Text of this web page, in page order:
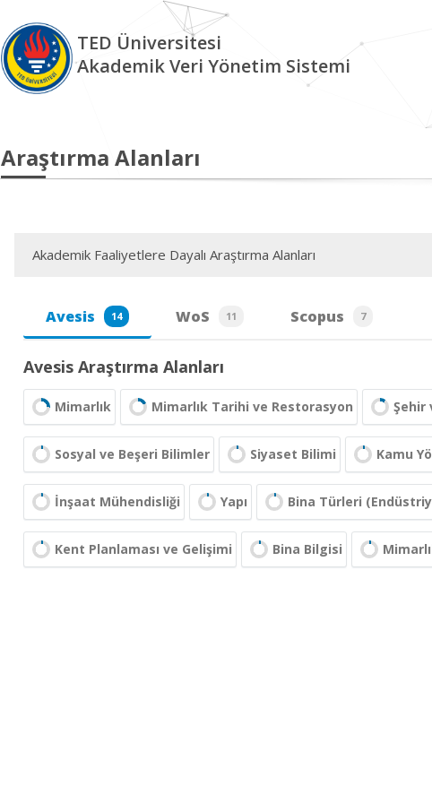
TED Üniversitesi
Akademik Veri Yönetim Sistemi
Araştırma Alanları
Akademik Faaliyetlere Dayalı Araştırma Alanları
Avesis 14 WoS 11 Scopus 7
Avesis Araştırma Alanları
Mimarlık Mimarlık Tarihi ve Restorasyon Şehir
Sosyal ve Beşeri Bilimler Siyaset Bilimi Kamu
İnşaat Mühendisliği Yapı Bina Türleri
Kent Planlaması ve Gelişimi Bina Bilgisi